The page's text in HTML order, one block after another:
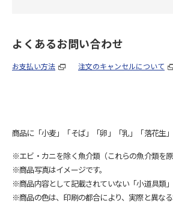
よくあるお問い合わせ
お支払い方法 注文のキャンセルについて
商品に「小麦」「そば」「卵」「乳」「落花生
※エビ・カニを除く魚介類（これらの魚介類を
※商品写真はイメージです。
※商品内容として記載されていない「小道具類
※商品の色は、印刷の都合により、実際と異なる